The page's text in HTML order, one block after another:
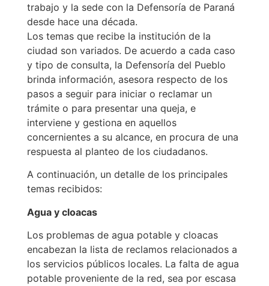
trabajo y la sede con la Defensoría de Paraná
desde hace una década.
Los temas que recibe la institución de la
ciudad son variados. De acuerdo a cada caso
y tipo de consulta, la Defensoría del Pueblo
brinda información, asesora respecto de los
pasos a seguir para iniciar o reclamar un
trámite o para presentar una queja, e
interviene y gestiona en aquellos
concernientes a su alcance, en procura de una
respuesta al planteo de los ciudadanos.
A continuación, un detalle de los principales
temas recibidos:
Agua y cloacas
Los problemas de agua potable y cloacas
encabezan la lista de reclamos relacionados a
los servicios públicos locales. La falta de agua
potable proveniente de la red, sea por escasa